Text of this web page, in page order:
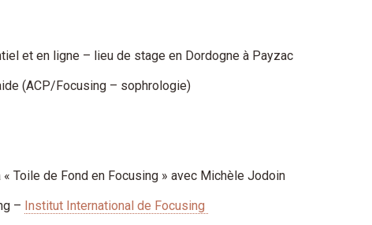
et en ligne – lieu de stage en Dordogne à Payzac
(ACP/Focusing – sophrologie)
Toile de Fond en Focusing » avec Michèle Jodoin
– Institut International de Focusing